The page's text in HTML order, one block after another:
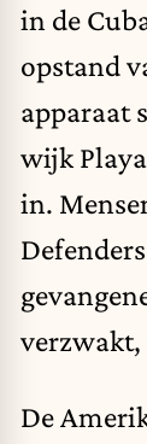
in de
opstand
apparaat
wijk
in.
De